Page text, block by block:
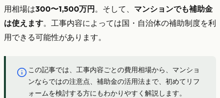
用相場は300〜1,500万円。そして、 マンションでも補助金
は使えます。工事内容によっては国・自治体の補助制度を利
用できる可能性があります。
この記事では、工事内容ごとの費用相場から、マンショ
ンならではの注意点、補助金の活用法まで、初めてリフ
ォームを検討する方にもわかりやすく解説します。